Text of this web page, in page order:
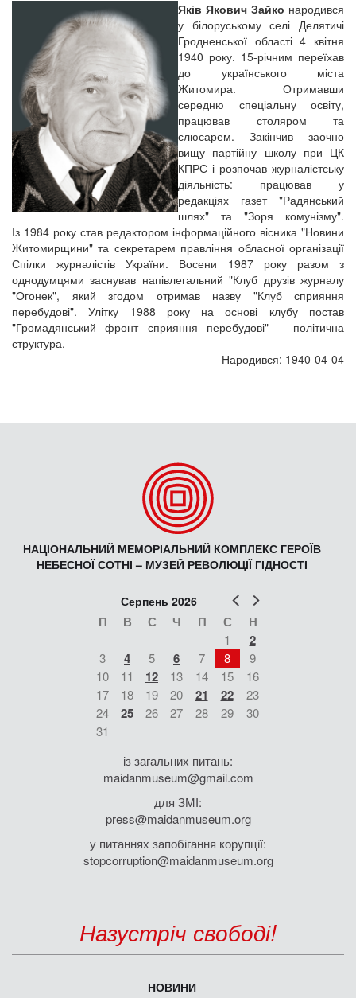
Яків Якович Зайко народився
у білоруському селі Делятичі
Гродненської області 4 квітня
1940 року. 15-річним переїхав
до українського міста
Житомира. Отримавши
середню спеціальну освіту,
працював столяром та
слюсарем. Закінчив заочно
вищу партійну школу при ЦК
КПРС і розпочав журналістську
діяльність: працював у
редакціях газет "Радянський
шлях" та "Зоря комунізму".
Із 1984 року став редактором інформаційного вісника "Новини
Житомирщини" та секретарем правління обласної організації
Спілки журналістів України. Восени 1987 року разом з
однодумцями заснував напівлегальний "Клуб друзів журналу
"Огонек", який згодом отримав назву "Клуб сприяння
перебудові". Улітку 1988 року на основі клубу постав
"Громадянський фронт сприяння перебудові" – політична
структура.
Народився: 1940-04-04
НАЦІОНАЛЬНИЙ МЕМОРІАЛЬНИЙ КОМПЛЕКС ГЕРОЇВ
НЕБЕСНОЇ СОТНІ – МУЗЕЙ РЕВОЛЮЦІЇ ГІДНОСТІ
Попер
Серпень 2026
П В С Ч П С Н
1 2
3 4 5 6 7 8
9
10
11 12 13 14 15
16
17
18 19 20 21 22
23
24
25 26 27 28 29
30
31
із загальних питань:
maidanmuseum@gmail.com
для ЗМІ:
press@maidanmuseum.org
у питаннях запобігання корупції:
stopcorruption@maidanmuseum.org
Назустріч свободі!
НОВИНИ